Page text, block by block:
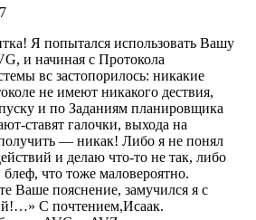
Я попытался использовать Вашу
и начиная с Протокола
вс застопорилось: никакие
не имеют никакого дествия,
и по Заданиям планировщика
ставят галочки, выхода на
— никак! Либо я не понял
и делаю что-то не так, либо
блеф, что тоже маловероятно.
Ваше пояснение, замучился я с
С почтением,Исаак.